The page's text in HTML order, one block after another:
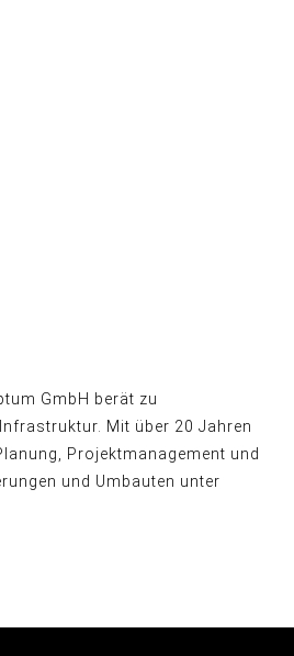
GmbH berät zu
Mit über 20 Jahren
Projektmanagement und
und Umbauten unter